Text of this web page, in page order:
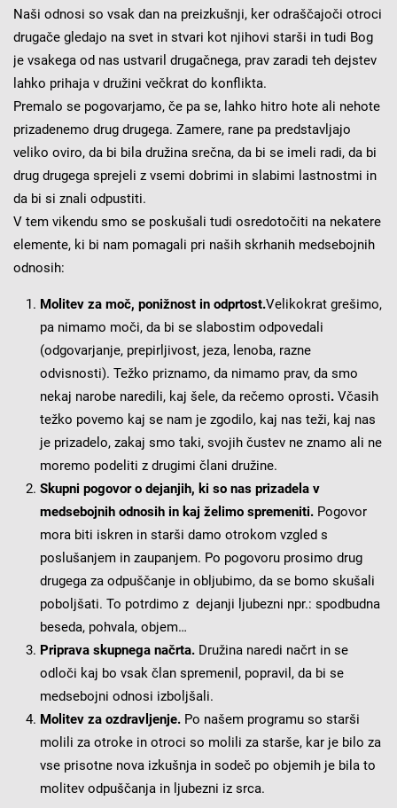
Naši odnosi so vsak dan na preizkušnji, ker odraščajoči otroci
drugače gledajo na svet in stvari kot njihovi starši in tudi Bog
je vsakega od nas ustvaril drugačnega, prav zaradi teh dejstev
lahko prihaja v družini večkrat do konflikta.
Premalo se pogovarjamo, če pa se, lahko hitro hote ali nehote
prizadenemo drug drugega. Zamere, rane pa predstavljajo
veliko oviro, da bi bila družina srečna, da bi se imeli radi, da bi
drug drugega sprejeli z vsemi dobrimi in slabimi lastnostmi in
da bi si znali odpustiti.
V tem vikendu smo se poskušali tudi osredotočiti na nekatere
elemente, ki bi nam pomagali pri naših skrhanih medsebojnih
odnosih:
Molitev za moč, ponižnost in odprtost.Velikokrat grešimo,
pa nimamo moči, da bi se slabostim odpovedali
(odgovarjanje, prepirljivost, jeza, lenoba, razne
odvisnosti). Težko priznamo, da nimamo prav, da smo
nekaj narobe naredili, kaj šele, da rečemo oprosti.Včasih
težko povemo kaj se nam je zgodilo, kaj nas teži, kaj nas
je prizadelo, zakaj smo taki, svojih čustev ne znamo ali ne
moremo podeliti z drugimi člani družine.
Skupni pogovor o dejanjih, ki so nas prizadela v
medsebojnih odnosih in kaj želimo spremeniti. Pogovor
mora biti iskren in starši damo otrokom vzgled s
poslušanjem in zaupanjem. Po pogovoru prosimo drug
drugega za odpuščanje in obljubimo, da se bomo skušali
poboljšati. To potrdimo z dejanji ljubezni npr.: spodbudna
beseda, pohvala, objem…
Priprava skupnega načrta.Družina naredi načrt in se
odloči kaj bo vsak član spremenil, popravil, da bi se
medsebojni odnosi izboljšali.
Molitev za ozdravljenje.Po našem programu so starši
molili za otroke in otroci so molili za starše, kar je bilo za
vse prisotne nova izkušnja in sodeč po objemih je bila to
molitev odpuščanja in ljubezni iz srca.